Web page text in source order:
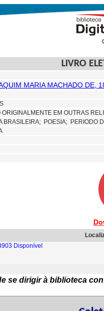
LIVRO
MARIA MACHADO DE,
ORIGINALMENTE EM OUTRAS
BRASILEIRA; POESIA; PERIODO
Disponível
se dirigir à biblioteca